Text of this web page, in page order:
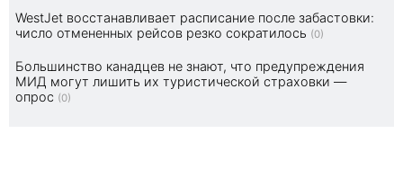
WestJet восстанавливает расписание после забастовки:
число отмененных рейсов резко сократилось (0)
Большинство канадцев не знают, что предупреждения
МИД могут лишить их туристической страховки —
опрос (0)